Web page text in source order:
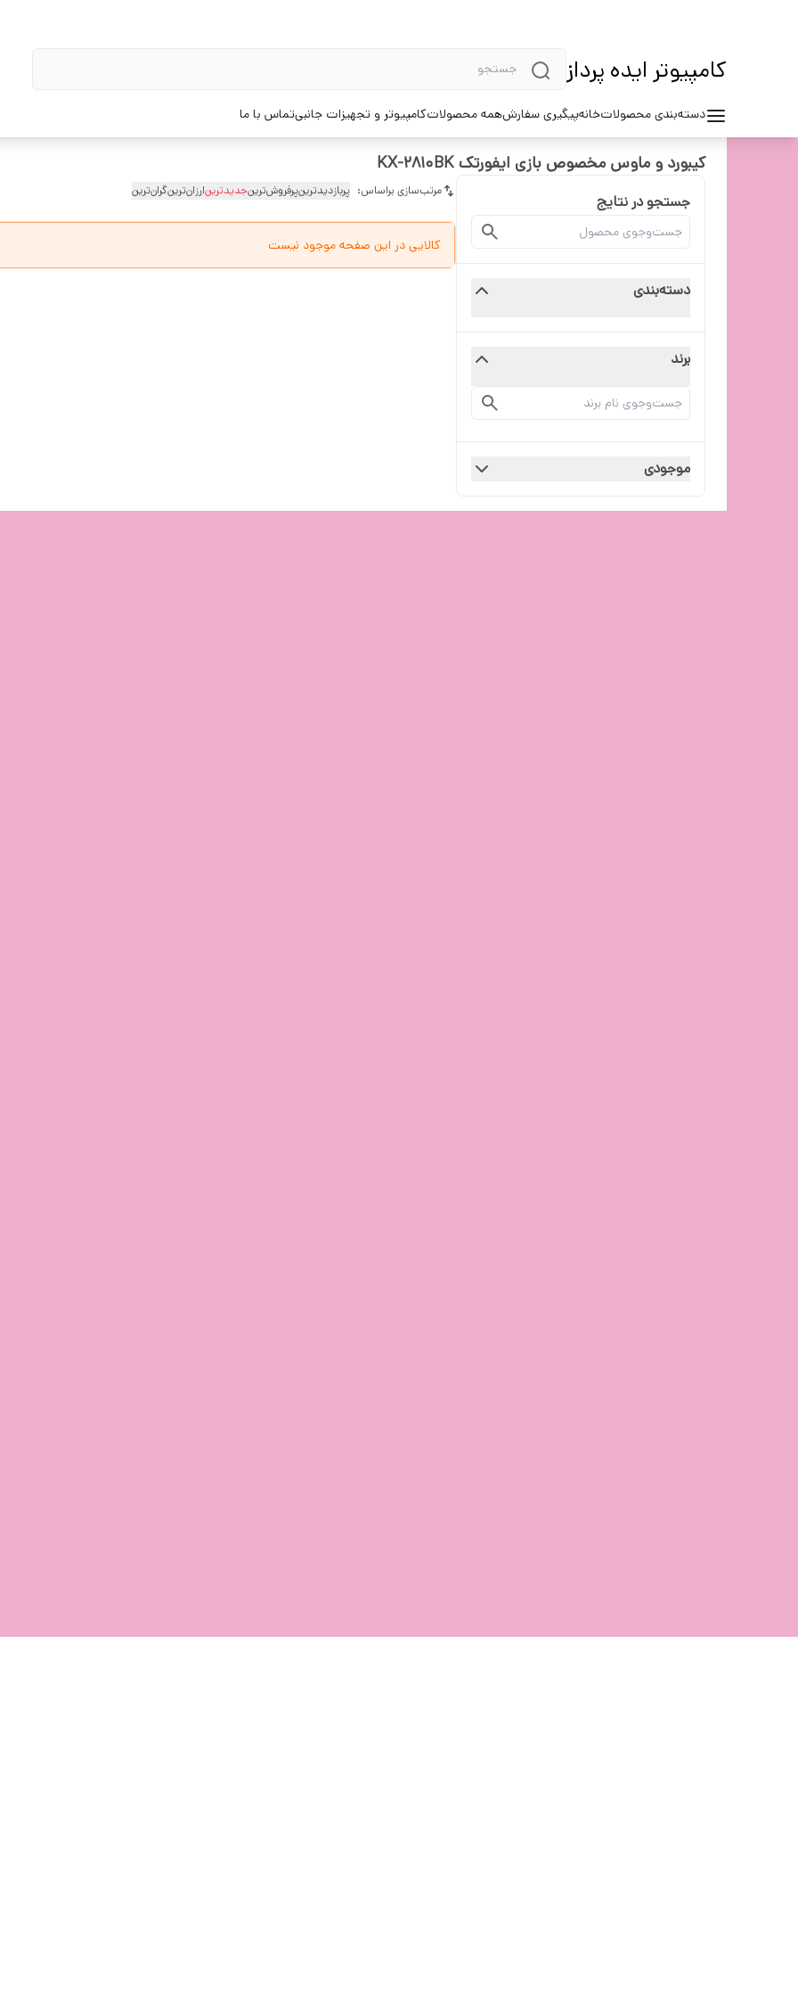
کامپیوتر ایده پرداز
دسته‌بندی محصولاتخانهپیگیری سفارشهمه محصولاتکامپیوتر و تجهیزات جانبیتماس با ما
کیبورد و ماوس مخصوص بازی ایفورتک KX-2810BK
جستجو در نتایج
دسته‌بندی
برند
موجودی
مرتب‌سازی براساس: پربازدیدترینپرفروش‌ترینجدیدترینارزان‌ترینگران‌ترین
کالایی در این صفحه موجود نیست